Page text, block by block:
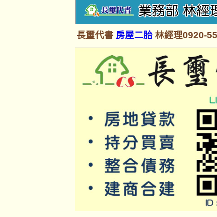
長璽代書 房屋二胎 林經理0920-